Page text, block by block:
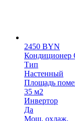
2450 BYN
Тип
Настенный
Площадь
35 м2
Инвертор
Да
Мощ. охлаж.